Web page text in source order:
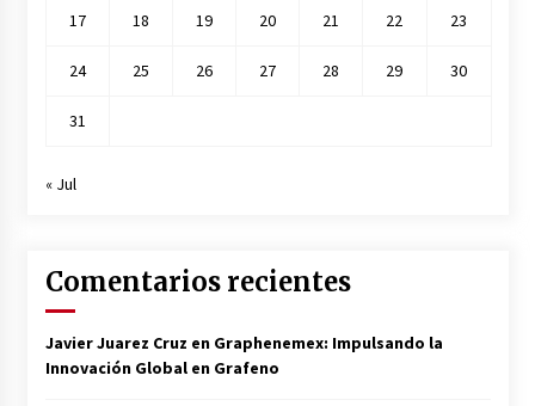
17 18 19 20 21 22 23
24 25 26 27 28 29 30
31
« Jul
Comentarios recientes
Javier Juarez Cruz en Graphenemex: Impulsando la
Innovación Global en Grafeno